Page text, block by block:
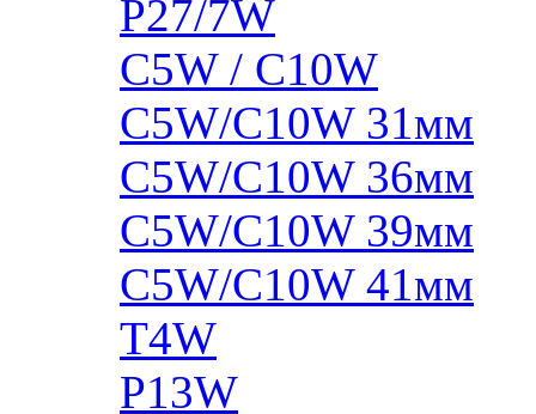
P27/7W
C5W / C10W
C5W/C10W 31мм
C5W/C10W 36мм
C5W/C10W 39мм
C5W/C10W 41мм
T4W
P13W